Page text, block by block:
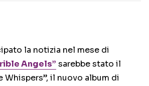
la notizia nel mese di
Angels” sarebbe stato il
Whispers”, il nuovo album di